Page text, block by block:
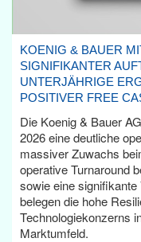
KOENIG & BAUER
SIGNIFIKANTER
UNTERJÄHRIGE
POSITIVER FREE
Die Koenig & Bauer
2026 eine deutliche
massiver Zuwachs
operative Turnaround
sowie eine
belegen die hohe
Technologiekonzerns
Marktumfeld.